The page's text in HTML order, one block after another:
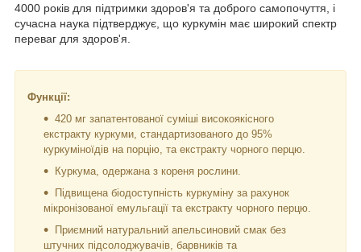
4000 років для підтримки здоров'я та доброго самопочуття, і
сучасна наука підтверджує, що куркумін має широкий спектр
переваг для здоров'я.
Функції:
420 мг запатентованої суміші високоякісного
екстракту куркуми, стандартизованого до 95%
куркуміноїдів на порцію, та екстракту чорного перцю.
Куркума, одержана з кореня рослини.
Підвищена біодоступність куркуміну за рахунок
мікронізованої емульгації та екстракту чорного перцю.
Приємний натуральний апельсиновий смак без
штучних підсолоджувачів, барвників та